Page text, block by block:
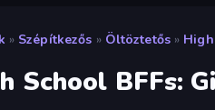
» Szépítkezős » Öltöztetős »
School BFFs: